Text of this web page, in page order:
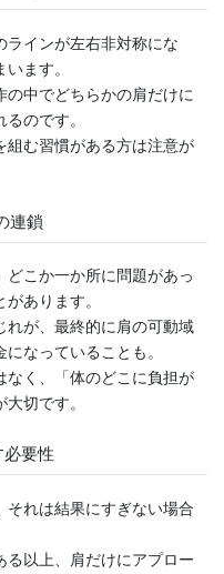
ラインが左右非対称にな
ます。
の中でどちらかの肩だけに
のです。
組む習慣がある方は注意が
連鎖
こか一か所に問題があっ
あります。
れが、最終的に肩の可動域
なっていることも。
なく、「体のどこに負担が
切です。
必要性
それは結果にすぎない場合
る以上、肩だけにアプロー